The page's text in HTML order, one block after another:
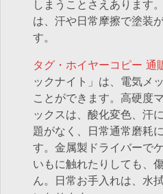
しまうことさえあります
は、汗や日常摩擦で塗装
す。
タグ・ホイヤーコピー 通
ックナイト」は、電気メ
ことができます。高硬度
ックスは、酸化変色、汗
題がなく、日常通常磨耗
す。金属製ドライバーで
いもに触れたりしても、
ん。日常お手入れは、水